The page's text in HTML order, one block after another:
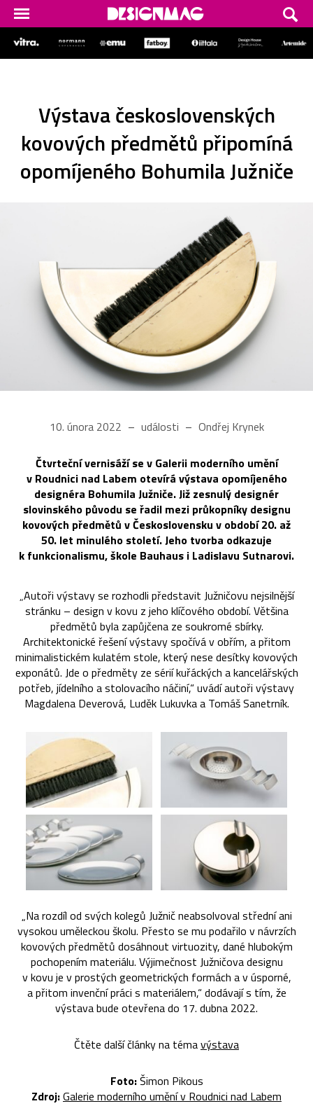
Výstava československých
kovových předmětů připomíná
opomíjeného Bohumila Južniče
10. února 2022 události Ondřej Krynek
Čtvrteční vernisáží se v Galerii moderního umění
v Roudnici nad Labem otevírá výstava opomíjeného
designéra Bohumila Južniče. Již zesnulý designér
slovinského původu se řadil mezi průkopníky designu
kovových předmětů v Československu v období 20. až
50. let minulého století. Jeho tvorba odkazuje
k funkcionalismu, škole Bauhaus i Ladislavu Sutnarovi.
„Autoři výstavy se rozhodli představit Južničovu nejsilnější
stránku – design v kovu z jeho klíčového období. Většina
předmětů byla zapůjčena ze soukromé sbírky.
Architektonické řešení výstavy spočívá v obřím, a přitom
minimalistickém kulatém stole, který nese desítky kovových
exponátů. Jde o předměty ze sérií kuřáckých a kancelářských
potřeb, jídelního a stolovacího náčiní,“ uvádí autoři výstavy
Magdalena Deverová, Luděk Lukuvka a Tomáš Sanetrník.
„Na rozdíl od svých kolegů Južnič neabsolvoval střední ani
vysokou uměleckou školu. Přesto se mu podařilo v návrzích
kovových předmětů dosáhnout virtuozity, dané hlubokým
pochopením materiálu. Výjimečnost Južničova designu
v kovu je v prostých geometrických formách a v úsporné,
a přitom invenční práci s materiálem,“ dodávají s tím, že
výstava bude otevřena do 17. dubna 2022.
Čtěte další články na témavýstava
Foto:Šimon Pikous
Zdroj:Galerie moderního umění v Roudnici nad Labem